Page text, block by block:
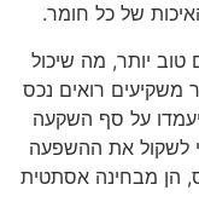
של כל חומר.
טוב יותר, מה שיכול
רואים נכס
על סף השקעה
לשקול את ההשפעה
הן מבחינה אסתטית